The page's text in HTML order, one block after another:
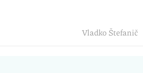
Vladko Štefanič